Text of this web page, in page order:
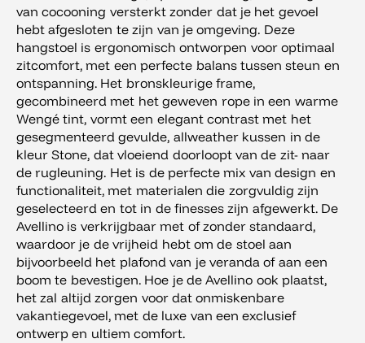
van cocooning versterkt zonder dat je het gevoel
hebt afgesloten te zijn van je omgeving. Deze
hangstoel is ergonomisch ontworpen voor optimaal
zitcomfort, met een perfecte balans tussen steun en
ontspanning. Het bronskleurige frame,
gecombineerd met het geweven rope in een warme
Wengé tint, vormt een elegant contrast met het
gesegmenteerd gevulde, allweather kussen in de
kleur Stone, dat vloeiend doorloopt van de zit- naar
de rugleuning. Het is de perfecte mix van design en
functionaliteit, met materialen die zorgvuldig zijn
geselecteerd en tot in de finesses zijn afgewerkt. De
Avellino is verkrijgbaar met of zonder standaard,
waardoor je de vrijheid hebt om de stoel aan
bijvoorbeeld het plafond van je veranda of aan een
boom te bevestigen. Hoe je de Avellino ook plaatst,
het zal altijd zorgen voor dat onmiskenbare
vakantiegevoel, met de luxe van een exclusief
ontwerp en ultiem comfort.